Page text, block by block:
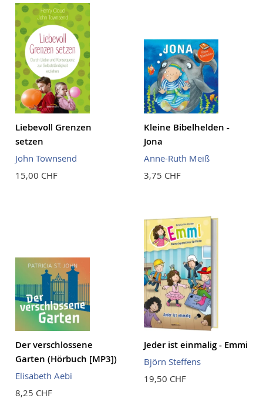
Liebevoll Grenzen
setzen
John Townsend
15,00 CHF
Kleine Bibelhelden -
Jona
Anne-Ruth Meiß
3,75 CHF
Der verschlossene
Garten (Hörbuch [MP3])
Elisabeth Aebi
8,25 CHF
Jeder ist einmalig - Emmi
Björn Steffens
19,50 CHF